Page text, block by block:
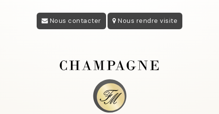
Nous contacter Nous rendre visite